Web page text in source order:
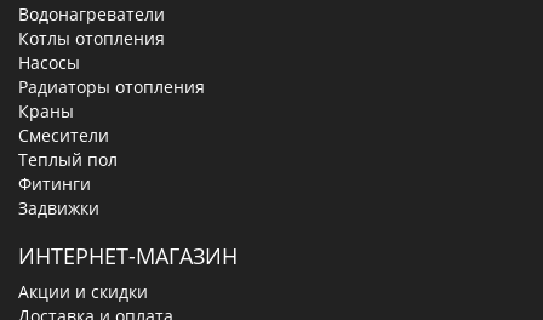
Водонагреватели
Котлы отопления
Насосы
Радиаторы отопления
Краны
Смесители
Теплый пол
Фитинги
Задвижки
ИНТЕРНЕТ-МАГАЗИН
Акции и скидки